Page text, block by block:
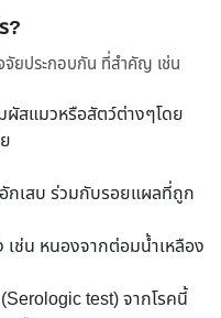
?
ยประกอบกัน ที่สำคัญ เช่น
ผัสแมวหรือสัตว์ต่างๆโดย
กเสบ ร่วมกับรอยแผลที่ถูก
เช่น หนองจากต่อมน้ำเหลือง
test) จากโรคนี้